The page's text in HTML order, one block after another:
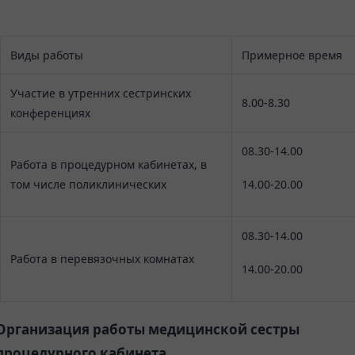
Виды работы Примерное время
Участие в утренних сестринских
конференциях
8.00-8.30
Работа в процедурном кабинетах, в
том числе поликлинических
08.30-14.00
14.00-20.00
Работа в перевязочных комнатах
08.30-14.00
14.00-20.00
работы медицинской сестры